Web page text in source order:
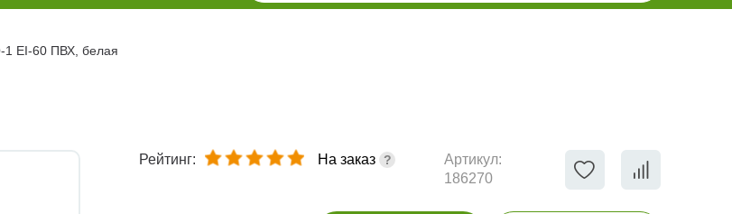
EI-60 ПВХ, белая
Рейтинг: На заказ
Артикул:
186270